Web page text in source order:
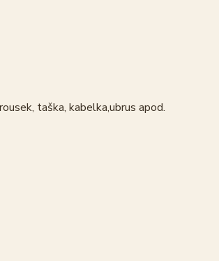
taška, kabelka,ubrus apod.